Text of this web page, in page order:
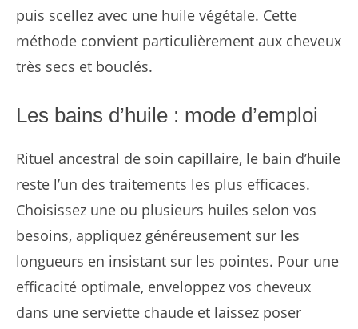
puis scellez avec une huile végétale. Cette
méthode convient particulièrement aux cheveux
très secs et bouclés.
Les bains d’huile : mode d’emploi
Rituel ancestral de soin capillaire, le bain d’huile
reste l’un des traitements les plus efficaces.
Choisissez une ou plusieurs huiles selon vos
besoins, appliquez généreusement sur les
longueurs en insistant sur les pointes. Pour une
efficacité optimale, enveloppez vos cheveux
dans une serviette chaude et laissez poser